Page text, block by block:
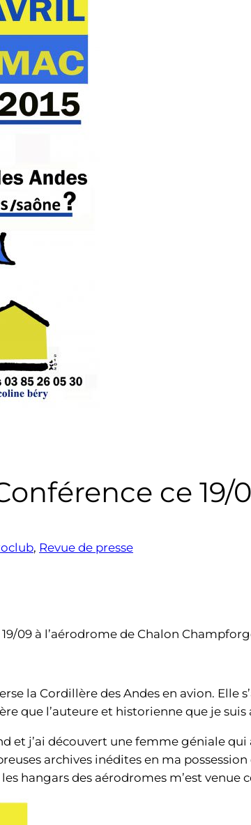
ce 19/
, Revue de presse
09 à l’aérodrome de Chalon
la Cordillère des Andes en avion.
que l’auteure et historienne que je suis
et j’ai découvert une femme géniale qui
archives inédites en ma possession
hangars des aérodromes m’est venue